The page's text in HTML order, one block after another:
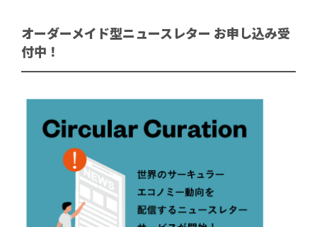
オーダーメイド型ニュースレター お申し込み受
付中！